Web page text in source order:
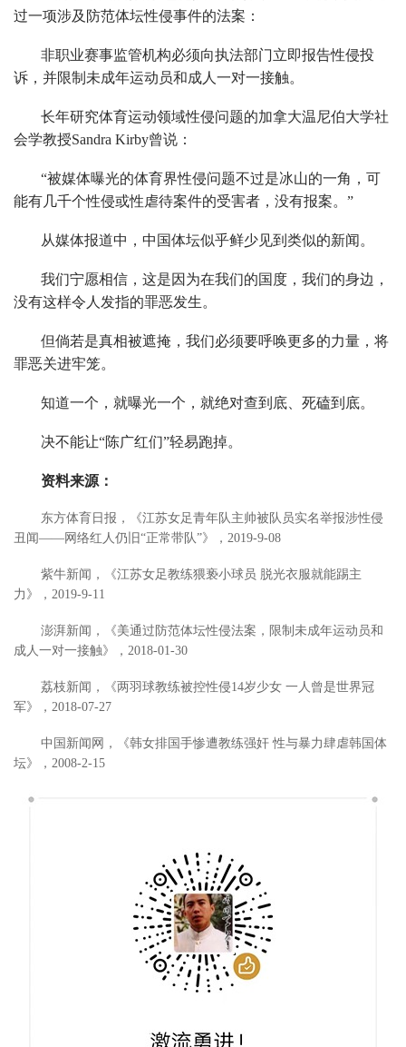
过一项涉及防范体坛性侵事件的法案：
非职业赛事监管机构必须向执法部门立即报告性侵投
诉，并限制未成年运动员和成人一对一接触。
长年研究体育运动领域性侵问题的加拿大温尼伯大学社
会学教授Sandra Kirby曾说：
“被媒体曝光的体育界性侵问题不过是冰山的一角，可
能有几千个性侵或性虐待案件的受害者，没有报案。”
从媒体报道中，中国体坛似乎鲜少见到类似的新闻。
我们宁愿相信，这是因为在我们的国度，我们的身边，
没有这样令人发指的罪恶发生。
但倘若是真相被遮掩，我们必须要呼唤更多的力量，将
罪恶关进牢笼。
知道一个，就曝光一个，就绝对查到底、死磕到底。
决不能让“陈广红们”轻易跑掉。
资料来源：
东方体育日报，《江苏女足青年队主帅被队员实名举报涉性侵
丑闻——网络红人仍旧“正常带队”》，2019-9-08
紫牛新闻，《江苏女足教练猥亵小球员 脱光衣服就能踢主
力》，2019-9-11
澎湃新闻，《美通过防范体坛性侵法案，限制未成年运动员和
成人一对一接触》，2018-01-30
荔枝新闻，《两羽球教练被控性侵14岁少女 一人曾是世界冠
军》，2018-07-27
中国新闻网，《韩女排国手惨遭教练强奸 性与暴力肆虐韩国体
坛》，2008-2-15